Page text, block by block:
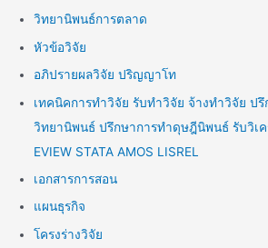
วิทยานิพนธ์การตลาด
หัวข้อวิจัย
อภิปรายผลวิจัย ปริญญาโท
เทคนิคการทำวิจัย รับทำวิจัย จ้างทำวิจัย ปรึ
วิทยานิพนธ์ ปรึกษาการทำดุษฎีนิพนธ์ รับวิเค
EVIEW STATA AMOS LISREL
เอกสารการสอน
แผนธุรกิจ
โครงร่างวิจัย